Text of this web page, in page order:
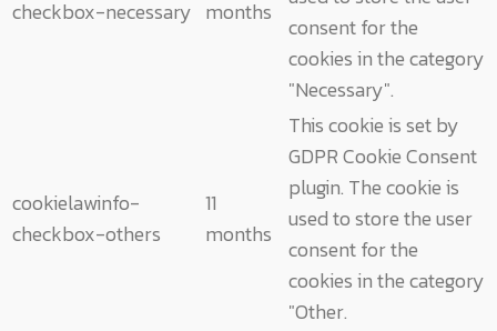
checkbox-necessary months
consent for the
cookies in the category
"Necessary".
cookielawinfo-
checkbox-others
11
months
This cookie is set by
GDPR Cookie Consent
plugin. The cookie is
used to store the user
consent for the
cookies in the category
"Other.